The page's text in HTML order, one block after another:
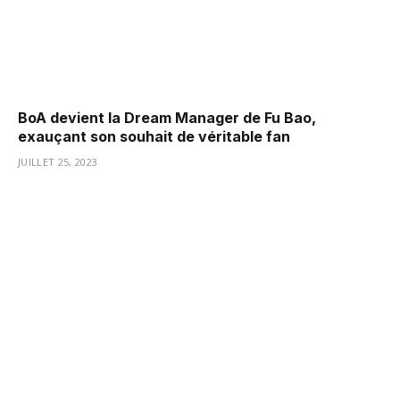
BoA devient la Dream Manager de Fu Bao,
exauçant son souhait de véritable fan
JUILLET 25, 2023